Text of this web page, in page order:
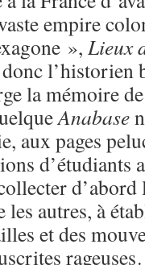
empire
», Lieux
l’historien
la mémoire
Anabase
aux pages
d’étudiants
d’abord
les autres, à
et des